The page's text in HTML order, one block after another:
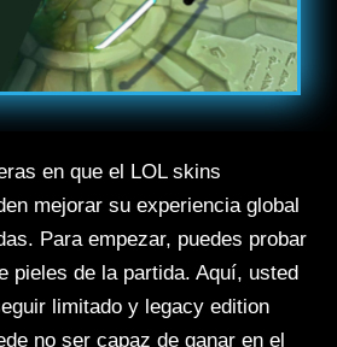
en que el LOL skins
mejorar su experiencia global
Para empezar, puedes probar
pieles de la partida. Aquí, usted
limitado y legacy edition
no ser capaz de ganar en el